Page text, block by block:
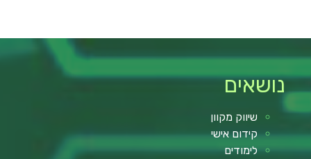
נושאים
שיווק מקוון
קידום אישי
לימודים